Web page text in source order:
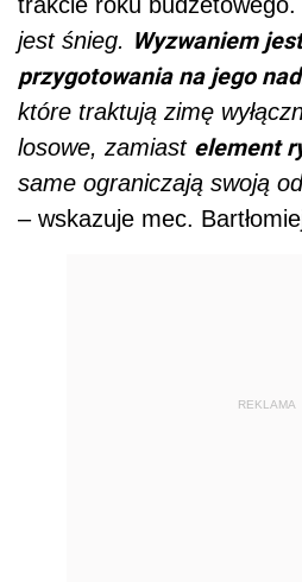
jest śnieg. Wyzwaniem
przygotowania na jego
które traktują zimę
losowe, zamiast element
same ograniczają swoją
– wskazuje mec.
REKLAMA